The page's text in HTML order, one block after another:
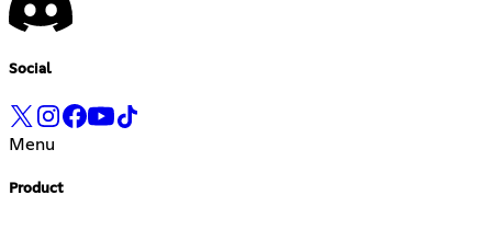
Social
Menu
Product